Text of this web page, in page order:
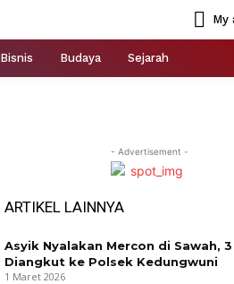
My
Bisnis Budaya Sejarah
- Advertisement -
ARTIKEL LAINNYA
Asyik Nyalakan Mercon di Sawah,
Diangkut ke Polsek Kedungwuni
1 Maret 2026